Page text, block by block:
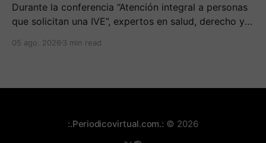
Durante la conferencia “Atención integral a personas
que solicitan una IVE”, expertos en salud, derecho y
sobre cómo abordar esta temática desde una
05 ago. 2026 3 min read
:.Periodicovirtual.com.: © 2026